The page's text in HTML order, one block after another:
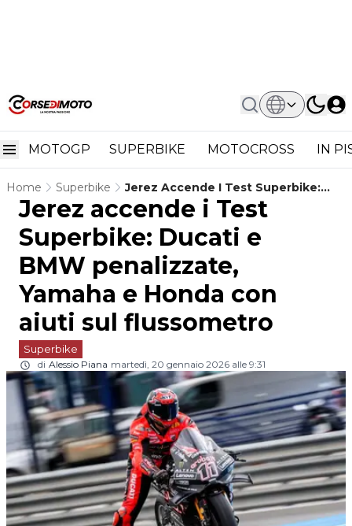
MOTOGP SUPERBIKE MOTOCROSS IN
Home Superbike
Jerez Accende I Test Superbike:
Ducati E BMW Penalizzate, Yamaha
E Honda Con Aiuti Sul Flussometro
Jerez accende i Test
Superbike: Ducati e
BMW penalizzate,
Yamaha e Honda con
aiuti sul flussometro
Superbike
di Alessio Piana martedì, 20 gennaio 2026 alle 9:31